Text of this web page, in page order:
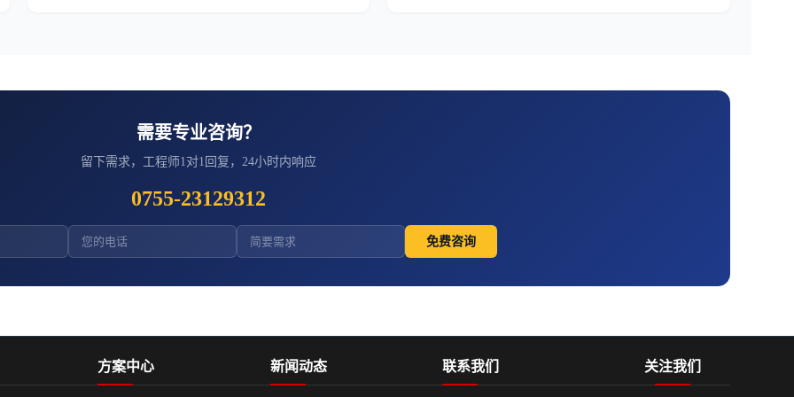
需要专业咨询？
留下需求，工程师1对1回复，24小时内响应
0755-23129312
免费咨询
方案中心 新闻动态 联系我们 关注我们